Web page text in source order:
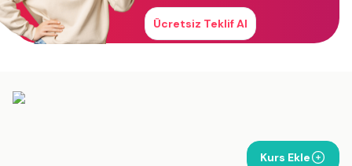
Ücretsiz Teklif Al
Kurs Ekle